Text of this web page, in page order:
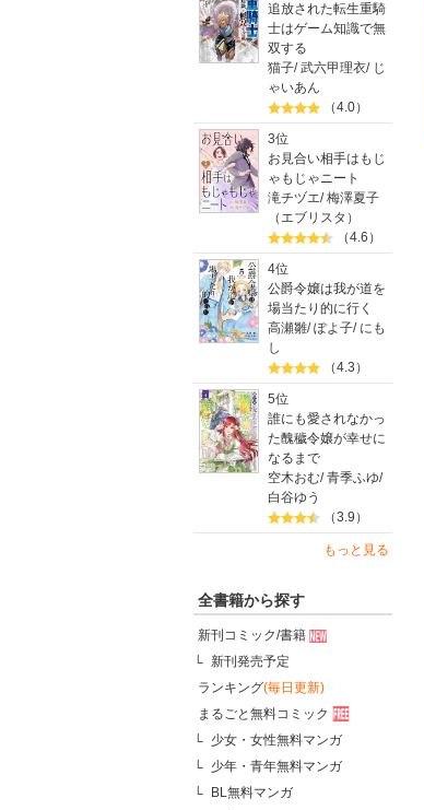
追放された転生重騎
士はゲーム知識で無
双する
猫子/武六甲理衣/ じ
ゃいあん
（4.0）
3位
お見合い相手はもじ
ゃもじゃニート
滝チヅエ/梅澤夏子
（エブリスタ）
（4.6）
4位
公爵令嬢は我が道を
場当たり的に行く
高瀬雛/ぽよ子/ にも
し
（4.3）
5位
誰にも愛されなかっ
た醜穢令嬢が幸せに
なるまで
空木おむ/青季ふゆ/
白谷ゆう
（3.9）
もっと見る
全書籍から探す
新刊コミック/書籍
新刊発売予定
ランキング(毎日更新)
まるごと無料コミック
少女・女性無料マンガ
少年・青年無料マンガ
BL無料マンガ